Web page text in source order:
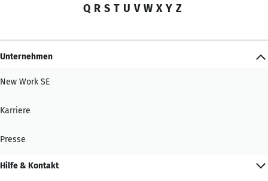
Q R S T U V W X Y Z
Unternehmen
New Work SE
Karriere
Presse
Hilfe & Kontakt